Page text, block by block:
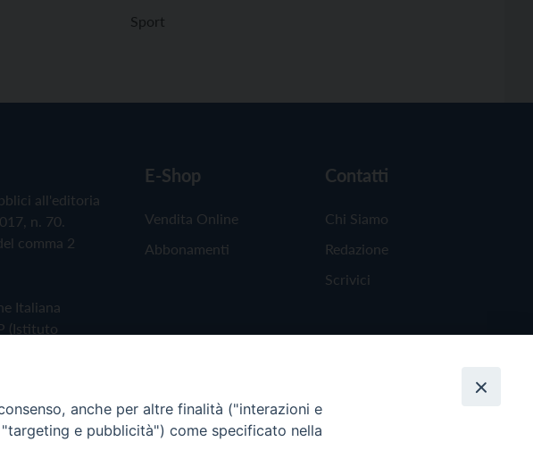
Sport
all'editoria
n. 70.
comma 2
Italiana
(Istituto
E-Shop
Vendita Online
Abbonamenti
Contatti
Chi Siamo
Redazione
Scrivici
anche per altre finalità ("interazioni e
e pubblicità") come specificato nella